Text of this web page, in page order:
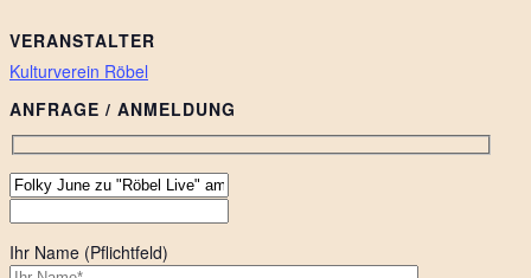
VERANSTALTER
Kulturverein Röbel
ANFRAGE / ANMELDUNG
Ihr Name (Pflichtfeld)